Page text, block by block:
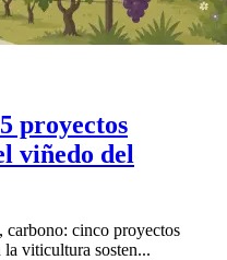
proyectos
viñedo del
carbono: cinco proyectos
viticultura sosten...